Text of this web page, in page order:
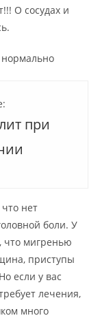
О сосудах и
нормально
при
нет
боли. У
что мигренью
приступы
если у вас
лечения,
много